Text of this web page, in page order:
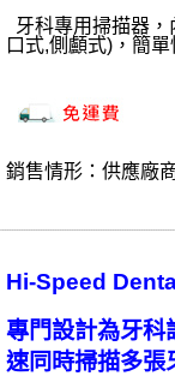
牙科專用掃描器
口式,側顱式)，簡單
銷售情形：供應廠
Hi-Speed
專門設計為牙科
速同時掃描多張